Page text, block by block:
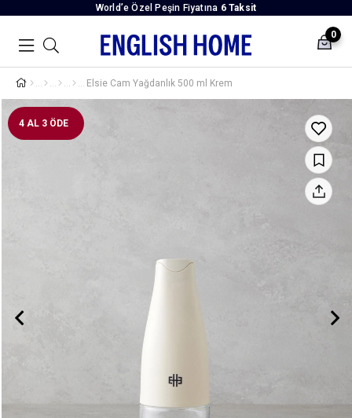
World’e Özel Peşin Fiyatına 6 Taksit
0
Elsie Cam Yağdanlık 500 ml Krem
4 AL 3 ÖDE